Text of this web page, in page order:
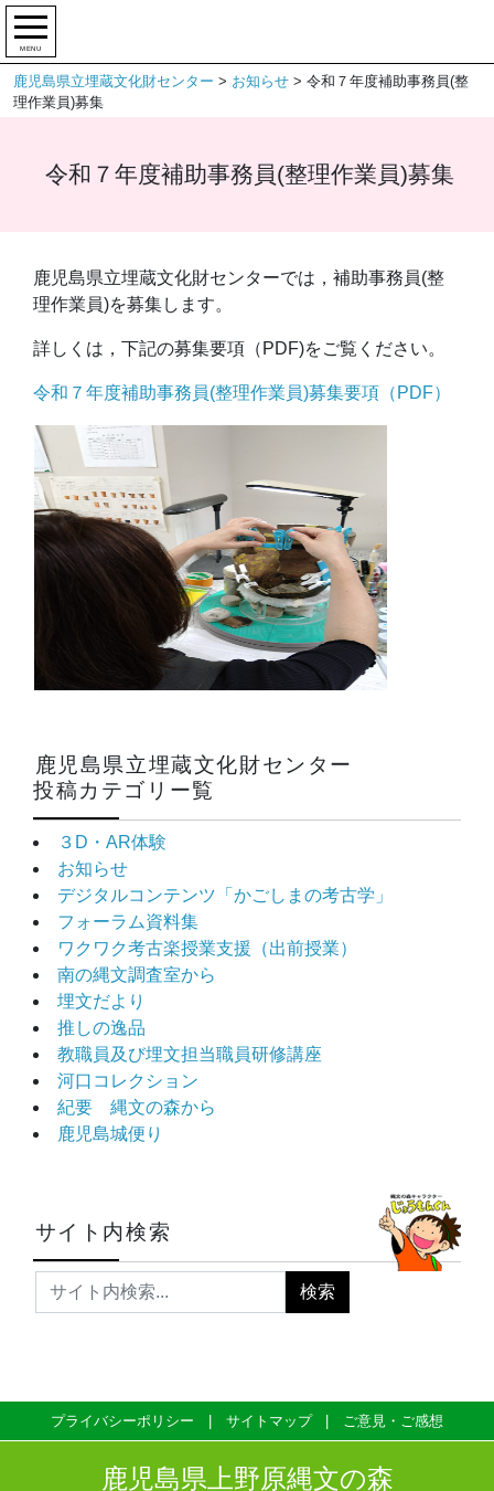
MENU
鹿児島県立埋蔵文化財センター > お知らせ > 令和７年度補助事務員(整
理作業員)募集
令和７年度補助事務員(整理作業員)募集
鹿児島県立埋蔵文化財センター
投稿カテゴリー覧
３D・AR体験
お知らせ
デジタルコンテンツ「かごしまの考古学」
フォーラム資料集
ワクワク考古楽授業支援（出前授業）
南の縄文調査室から
埋文だより
推しの逸品
教職員及び埋文担当職員研修講座
河口コレクション
紀要 縄文の森から
鹿児島城便り
サイト内検索
鹿児島県立埋蔵文化財センターでは，補助事務員(整
理作業員)を募集します。
詳しくは，下記の募集要項（PDF)をご覧ください。
令和７年度補助事務員(整理作業員)募集要項（PDF）
プライバシーポリシー サイトマップ ご意見・ご感想
鹿児島県上野原縄文の森